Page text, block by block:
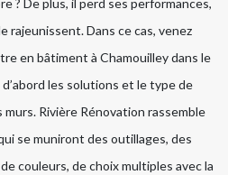
? De plus, il perd ses performances,
rajeunissent. Dans ce cas, venez
en bâtiment à Chamouilley dans le
les solutions et le type de
Rivière Rénovation rassemble
se muniront des outillages, des
couleurs, de choix multiples avec la